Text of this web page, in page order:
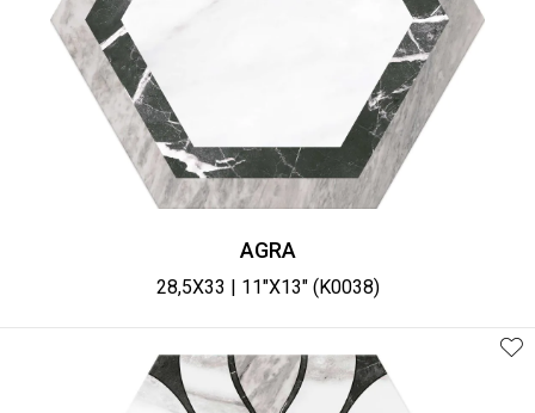
AGRA
28,5X33 | 11"X13" (K0038)